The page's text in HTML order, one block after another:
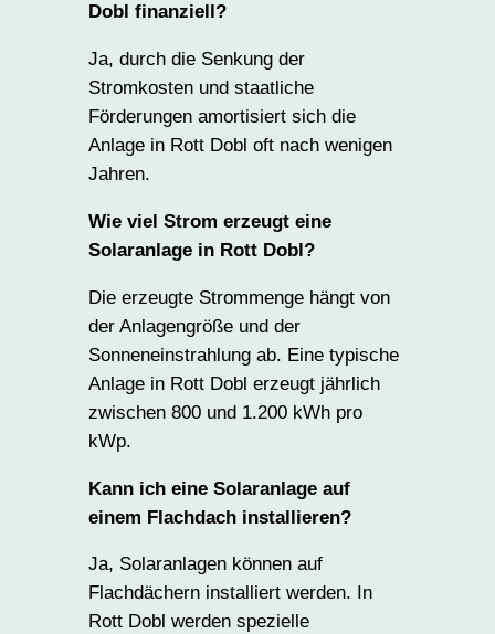
Dobl finanziell?
Ja, durch die Senkung der
Stromkosten und staatliche
Förderungen amortisiert sich die
Anlage in Rott Dobl oft nach wenigen
Jahren.
Wie viel Strom erzeugt eine
Solaranlage in Rott Dobl?
Die erzeugte Strommenge hängt von
der Anlagengröße und der
Sonneneinstrahlung ab. Eine typische
Anlage in Rott Dobl erzeugt jährlich
zwischen 800 und 1.200 kWh pro
kWp.
Kann ich eine Solaranlage auf
einem Flachdach installieren?
Ja, Solaranlagen können auf
Flachdächern installiert werden. In
Rott Dobl werden spezielle